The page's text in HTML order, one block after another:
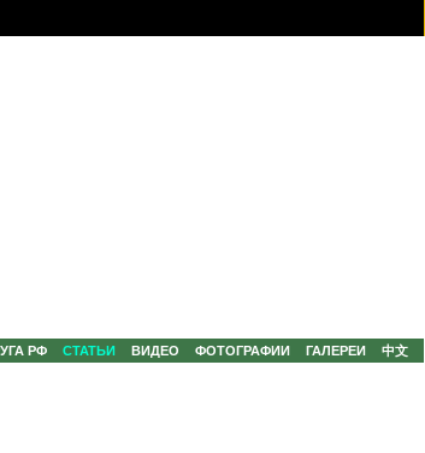
РФ СТАТЬИ ВИДЕО ФОТОГРАФИИ ГАЛЕРЕИ 中文